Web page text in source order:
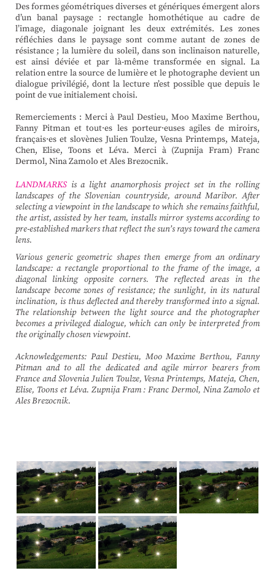
Des formes géométriques diverses et génériques émergent alors
d’un banal paysage : rectangle homothétique au cadre de
l’image, diagonale joignant les deux extrémités. Les zones
réfléchies dans le paysage sont comme autant de zones de
résistance ; la lumière du soleil, dans son inclinaison naturelle,
est ainsi déviée et par là-même transformée en signal. La
relation entre la source de lumière et le photographe devient un
dialogue privilégié, dont la lecture n’est possible que depuis le
point de vue initialement choisi.
Remerciements : Merci à Paul Destieu, Moo Maxime Berthou,
Fanny Pitman et tout·es les porteur·euses agiles de miroirs,
français·es et slovènes Julien Toulze, Vesna Printemps, Mateja,
Chen, Elise, Toons et Léva. Merci à (Zupnija Fram) Franc
Dermol, Nina Zamolo et Ales Brezocnik.
LANDMARKS is a light anamorphosis project set in the rolling
landscapes of the Slovenian countryside, around Maribor. After
selecting a viewpoint in the landscape to which she remains faithful,
the artist, assisted by her team, installs mirror systems according to
pre-established markers that reflect the sun’s rays toward the camera
lens.
Various generic geometric shapes then emerge from an ordinary
landscape: a rectangle proportional to the frame of the image, a
diagonal linking opposite corners. The reflected areas in the
landscape become zones of resistance; the sunlight, in its natural
inclination, is thus deflected and thereby transformed into a signal.
The relationship between the light source and the photographer
becomes a privileged dialogue, which can only be interpreted from
the originally chosen viewpoint.
Acknowledgements: Paul Destieu, Moo Maxime Berthou, Fanny
Pitman and to all the dedicated and agile mirror bearers from
France and Slovenia Julien Toulze, Vesna Printemps, Mateja, Chen,
Elise, Toons et Léva. Zupnija Fram : Franc Dermol, Nina Zamolo et
Ales Brezocnik.